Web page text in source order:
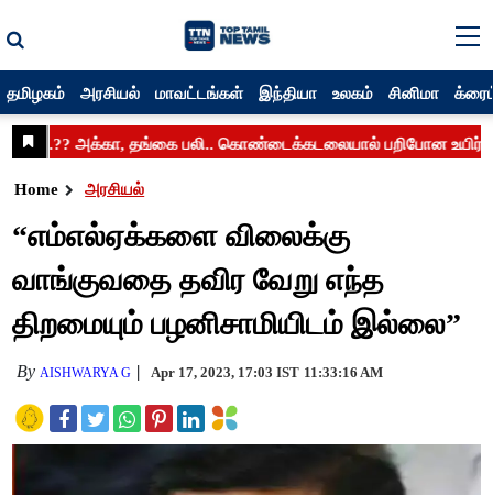
தமிழகம் அரசியல் மாவட்டங்கள் இந்தியா உலகம் சினிமா
Home அரசியல்
“எம்எல்ஏக்களை விலைக்கு
வாங்குவதை தவிர வேறு எந்த
திறமையும் பழனிசாமியிடம் இல்லை”
By AISHWARYA G Apr 17, 2023, 17:03 IST 11:33:16 AM